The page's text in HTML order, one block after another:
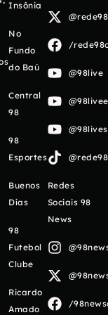
Insônia
No
Fundo
do Baú
Central
98
98
Esportes
Buenos
Días
98
Futebol
Clube
Ricardo
Amado
/
@98live
Redes
Sociais 98
News
/